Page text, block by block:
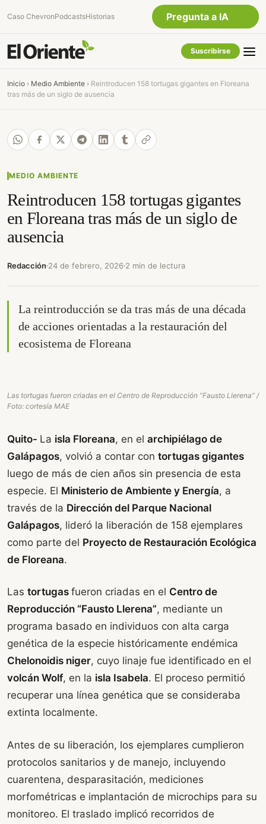
Caso ChevronPodcastsHistorias
Suscribirse
Inicio › Medio Ambiente › Reintroducen 158 tortugas gigantes en Floreana
tras más de un siglo de ausencia
MEDIO AMBIENTE
Reintroducen 158 tortugas gigantes
en Floreana tras más de un siglo de
ausencia
Redacción 24 de febrero, 2026 2 min de lectura
La reintroducción se da tras más de una década
de acciones orientadas a la restauración del
ecosistema de Floreana
Las tortugas fueron criadas en el Centro de Reproducción “Fausto Llerena” /
Foto: cortesía MAE
Quito- La isla Floreana, en el archipiélago de
Galápagos, volvió a contar con tortugas gigantes
luego de más de cien años sin presencia de esta
especie. El Ministerio de Ambiente y Energía, a
través de la Dirección del Parque Nacional
Galápagos, lideró la liberación de 158 ejemplares
como parte del Proyecto de Restauración Ecológica
de Floreana.
Las tortugas fueron criadas en el Centro de
Reproducción “Fausto Llerena”, mediante un
programa basado en individuos con alta carga
genética de la especie históricamente endémica
Chelonoidis niger, cuyo linaje fue identificado en el
volcán Wolf, en la isla Isabela. El proceso permitió
recuperar una línea genética que se consideraba
extinta localmente.
Antes de su liberación, los ejemplares cumplieron
protocolos sanitarios y de manejo, incluyendo
cuarentena, desparasitación, mediciones
morfométricas e implantación de microchips para su
monitoreo. El traslado implicó recorridos de
Pregunta a IA
Ecuador